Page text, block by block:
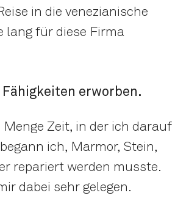
in die venezianische
lang für diese Firma
erworben.
Zeit, in der ich darauf
ich, Marmor, Stein,
repariert werden musste.
dabei sehr gelegen.